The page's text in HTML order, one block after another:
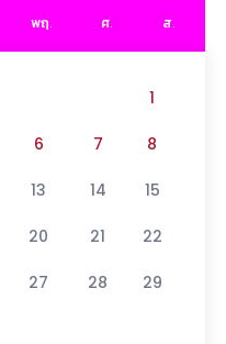
พฤ. ศ. ส.
1
6 7 8
13 14 15
20 21 22
27 28 29